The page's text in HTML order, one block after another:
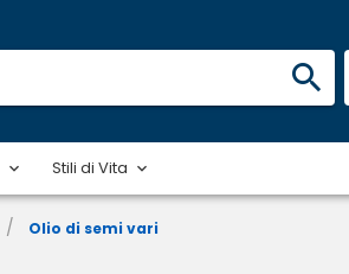
Stili di Vita
/ Olio di semi vari